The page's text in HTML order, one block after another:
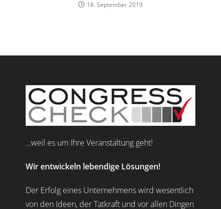
18. September 2019
…weil es um Ihre Veranstaltung geht!
Wir entwickeln lebendige Lösungen!
Der Erfolg eines Unternehmens wird wesentlich
von den Ideen, der Tatkraft und vor allen Dingen